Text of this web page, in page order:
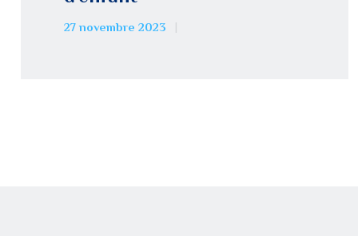
27 novembre 2023